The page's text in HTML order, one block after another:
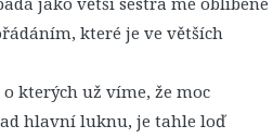
které je ve větších
kterých už víme, že moc
hlavní luknu, je tahle loď